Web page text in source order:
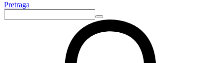
Pretraga